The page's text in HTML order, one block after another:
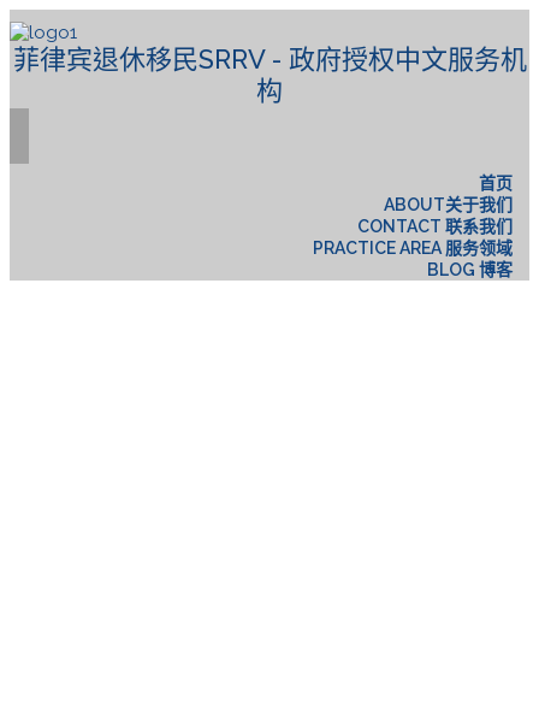
菲律宾退休移民SRRV - 政府授权中文服务机
构
首页
ABOUT关于我们
CONTACT 联系我们
PRACTICE AREA 服务领域
BLOG 博客